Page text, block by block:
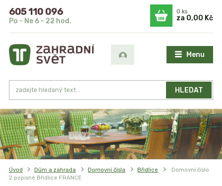
Menu
HLEDAT
605 110 096
Po - Ne 6 - 22 hod.
0ks
za 0,00 Kč
Úvod Dům a zahrada Domovní čísla Břidlice
Domovní číslo
2 popisné Břidlice FRANCE